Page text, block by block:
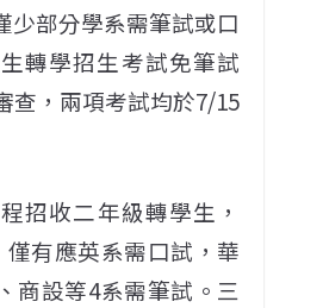
少部分學系需筆試或口
轉學招生考試免筆試
查，兩項考試均於7/15
招收二年級轉學生，
有應英系需口試，華
商設等4系需筆試。三